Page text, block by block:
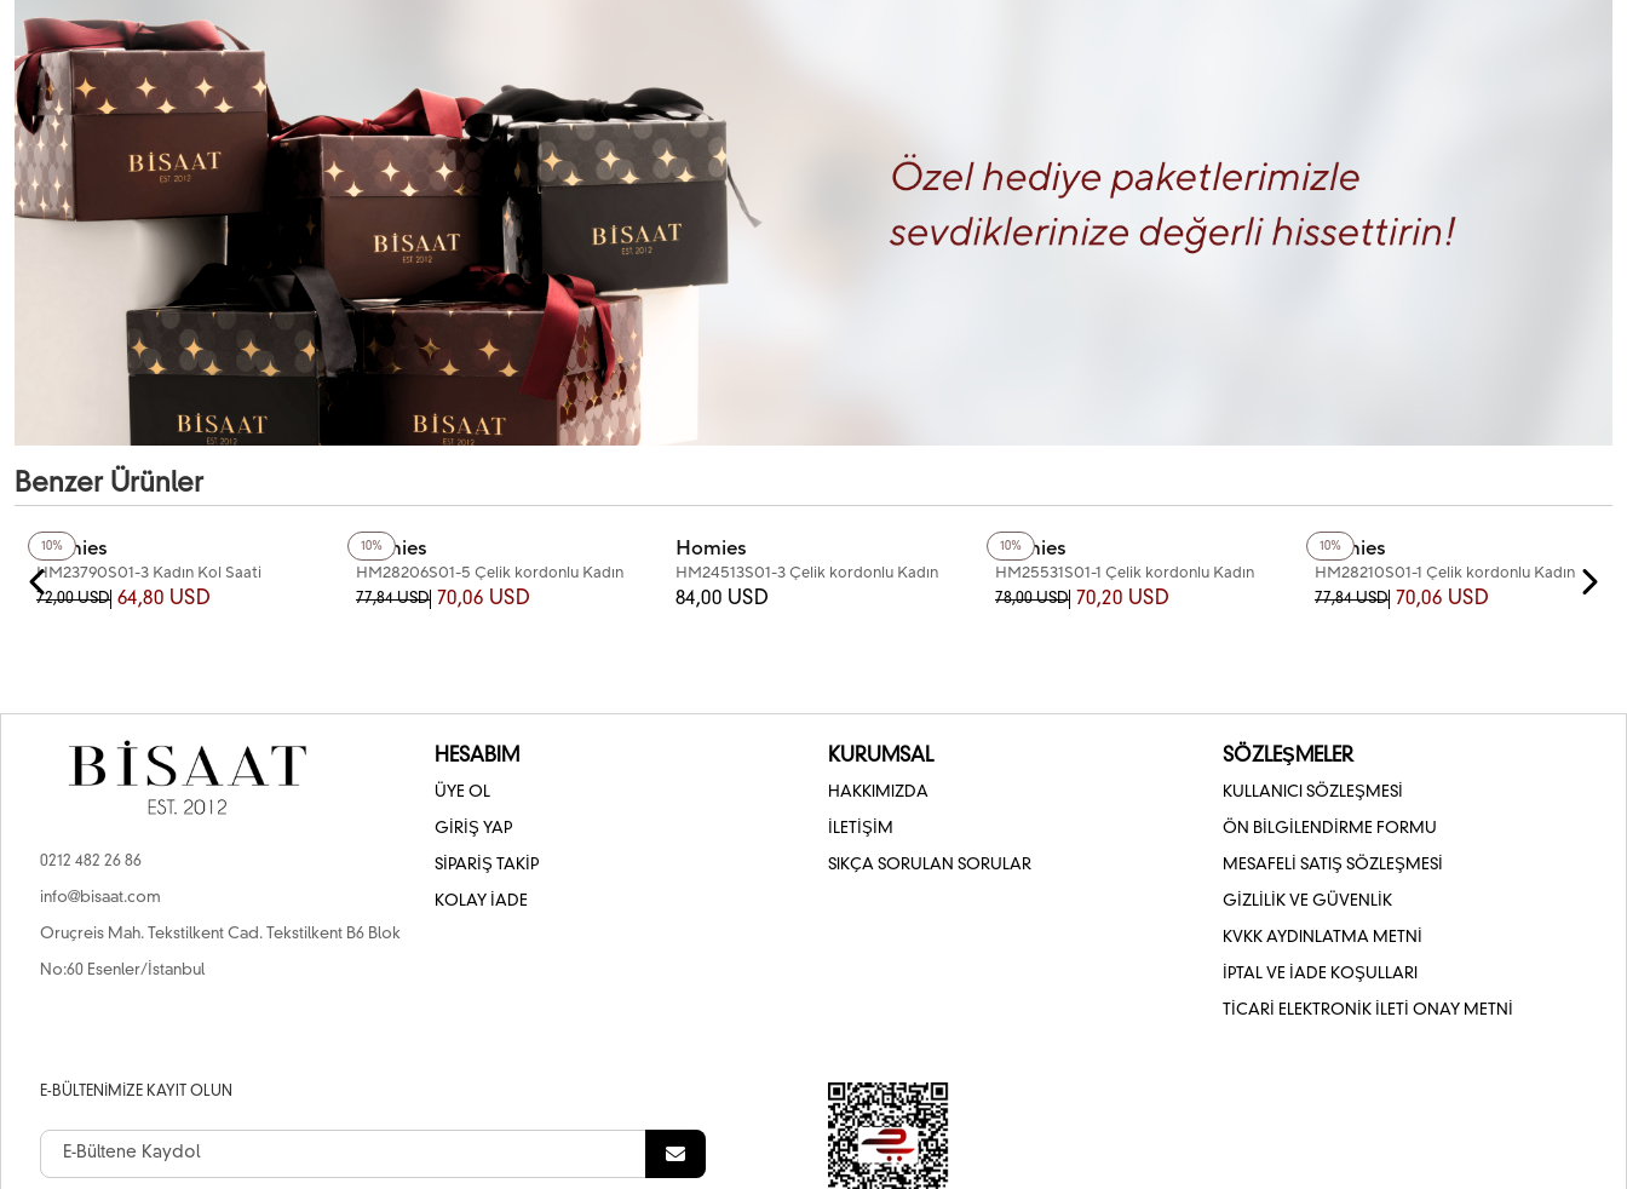
Benzer Ürünler
10%
Homies
HM23790S01-3 Kadın Kol Saati
72,00 USD 64,80 USD
10%
+2Renk
Homies
HM28206S01-5 Çelik kordonlu Kadın
Kol Saati
77,84 USD 70,06 USD
+2Renk
Homies
HM24513S01-3 Çelik kordonlu Kadın
Kol Saati
84,00 USD
10%
+2Renk
Homies
HM25531S01-1 Çelik kordonlu Kadın
Kol Saati
78,00 USD 70,20 USD
10%
+4Renk
Homies
HM28210S01-1 Çelik kordonlu Kadın
Kol Saati
77,84 USD 70,06 USD
0212 482 26 86
info@bisaat.com
Oruçreis Mah. Tekstilkent Cad. Tekstilkent B6 Blok
No:60 Esenler/İstanbul
HESABIM
ÜYE OL
GİRİŞ YAP
SİPARİŞ TAKİP
KOLAY İADE
KURUMSAL
HAKKIMIZDA
İLETİŞİM
SIKÇA SORULAN SORULAR
SÖZLEŞMELER
KULLANICI SÖZLEŞMESİ
ÖN BİLGİLENDİRME FORMU
MESAFELİ SATIŞ SÖZLEŞMESİ
GİZLİLİK VE GÜVENLİK
KVKK AYDINLATMA METNİ
İPTAL VE İADE KOŞULLARI
TİCARİ ELEKTRONİK İLETİ ONAY METNİ
E-BÜLTENIMIZE KAYIT OLUN